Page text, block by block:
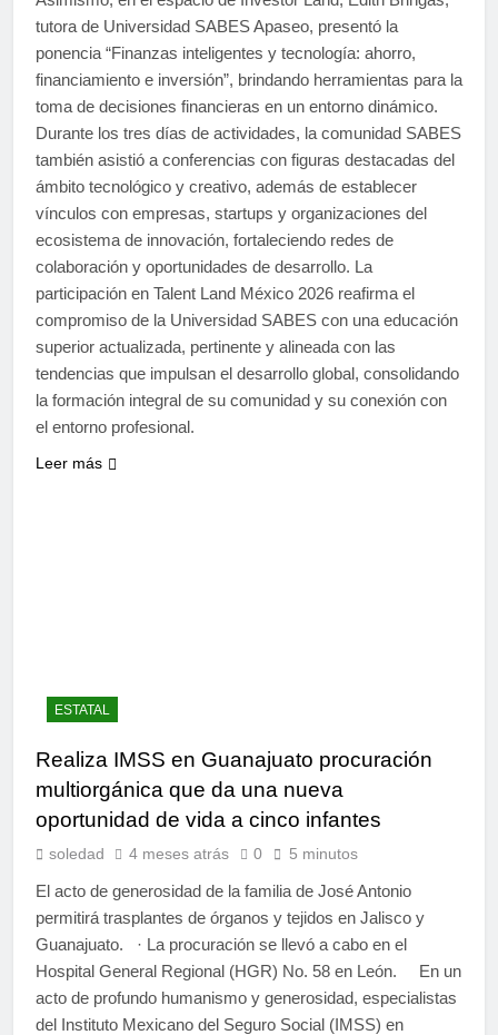
tutora de Universidad SABES Apaseo, presentó la
ponencia “Finanzas inteligentes y tecnología: ahorro,
financiamiento e inversión”, brindando herramientas para la
toma de decisiones financieras en un entorno dinámico.
Durante los tres días de actividades, la comunidad SABES
también asistió a conferencias con figuras destacadas del
ámbito tecnológico y creativo, además de establecer
vínculos con empresas, startups y organizaciones del
ecosistema de innovación, fortaleciendo redes de
colaboración y oportunidades de desarrollo. La
participación en Talent Land México 2026 reafirma el
compromiso de la Universidad SABES con una educación
superior actualizada, pertinente y alineada con las
tendencias que impulsan el desarrollo global, consolidando
la formación integral de su comunidad y su conexión con
el entorno profesional.
Leer más
ESTATAL
Realiza IMSS en Guanajuato procuración
multiorgánica que da una nueva
oportunidad de vida a cinco infantes
soledad 4 meses atrás 0 5 minutos
El acto de generosidad de la familia de José Antonio
permitirá trasplantes de órganos y tejidos en Jalisco y
Guanajuato. · La procuración se llevó a cabo en el
Hospital General Regional (HGR) No. 58 en León. En un
acto de profundo humanismo y generosidad, especialistas
del Instituto Mexicano del Seguro Social (IMSS) en